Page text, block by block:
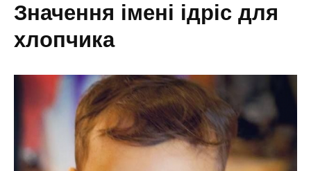
значення імені ідріс для
хлопчика